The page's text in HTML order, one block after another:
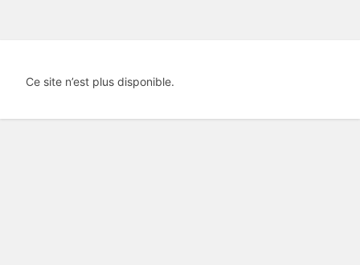
Ce site n’est plus disponible.